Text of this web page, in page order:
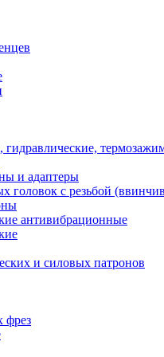
гидравлические,
и адаптеры
головок с резьбой
антивибрационные
и силовых патронов
фрез